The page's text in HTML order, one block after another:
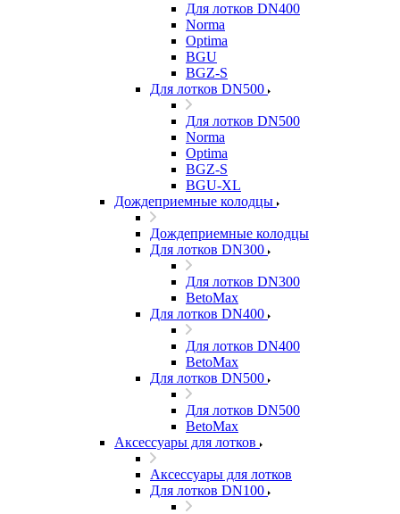
Для лотков DN400
Norma
Optima
BGU
BGZ-S
Для лотков DN500
Для лотков DN500
Norma
Optima
BGZ-S
BGU-XL
Дождеприемные колодцы
Дождеприемные колодцы
Для лотков DN300
Для лотков DN300
BetoMax
Для лотков DN400
Для лотков DN400
BetoMax
Для лотков DN500
Для лотков DN500
BetoMax
Аксессуары для лотков
Аксессуары для лотков
Для лотков DN100